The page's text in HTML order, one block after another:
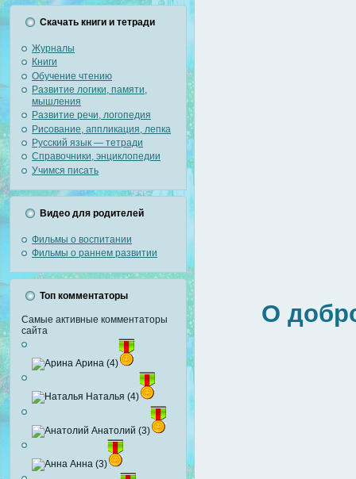
Скачать книги и тетради
Журналы
Книги
Обучение чтению
Развитие логики, памяти,
мышления
Развитие речи, логопедия
Рисование, аппликация, лепка
Русский язык — тетради
Справочники, энциклопедии
Учимся писать
Видео для родителей
Фильмы о воспитании
Фильмы о раннем развитии
Топ комментаторы
Самые активные комментаторы
сайта
Арина (4)
Наталья (4)
Анатолий (3)
Анна (3)
О